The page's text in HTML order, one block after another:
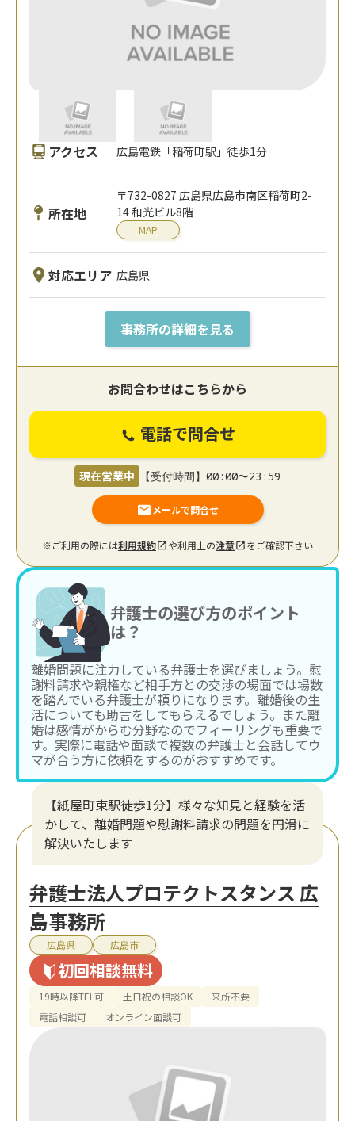
アクセス 広島電鉄「稲荷町駅」徒歩1分
所在地
〒732-0827 広島県広島市南区稲荷町2-
14 和光ビル8階
MAP
対応エリア 広島県
事務所の詳細を見る
お問合わせはこちらから
電話で問合せ
現在営業中 【受付時間】00:00〜23:59
メールで問合せ
※ご利用の際には利用規約 や利用上の注意 をご確認下さい
弁護士の選び方のポイント
は？
離婚問題に注力している弁護士を選びましょう。慰
謝料請求や親権など相手方との交渉の場面では場数
を踏んでいる弁護士が頼りになります。離婚後の生
活についても助言をしてもらえるでしょう。また離
婚は感情がからむ分野なのでフィーリングも重要で
す。実際に電話や面談で複数の弁護士と会話してウ
マが合う方に依頼をするのがおすすめです。
【紙屋町東駅徒歩1分】様々な知見と経験を活
かして、離婚問題や慰謝料請求の問題を円滑に
解決いたします
弁護士法人プロテクトスタンス 広
島事務所
広島県 広島市
初回相談無料
19時以降TEL可 土日祝の相談OK
来所不要
電話相談可
オンライン面談可